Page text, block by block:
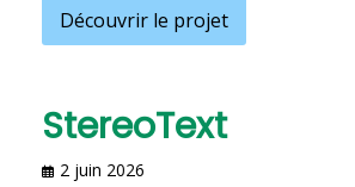
Découvrir le projet
StereoText
2 juin 2026